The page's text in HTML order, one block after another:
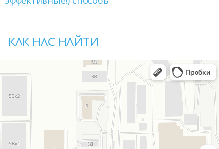
КАК НАС НАЙТИ